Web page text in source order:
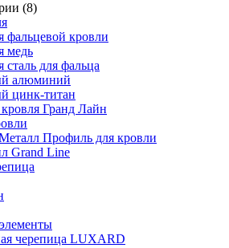
(8)
фальцевой кровли
медь
сталь для фальца
алюминий
цинк-титан
Гранд Лайн
Профиль для кровли
Grand Line
черепица LUXARD